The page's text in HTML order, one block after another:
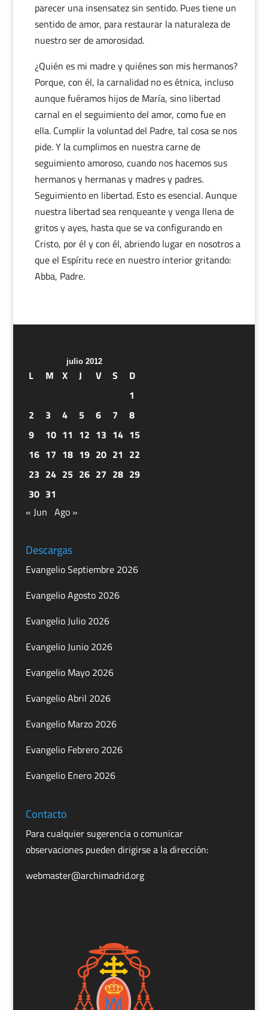
parecer una insensatez sin sentido. Pues tiene un
sentido de amor, para restaurar la naturaleza de
nuestro ser de amorosidad.
¿Quién es mi madre y quiénes son mis hermanos?
Porque, con él, la carnalidad no es étnica, incluso
aunque fuéramos hijos de María, sino libertad
carnal en el seguimiento del amor, como fue en
ella. Cumplir la voluntad del Padre, tal cosa se nos
pide. Y la cumplimos en nuestra carne de
seguimiento amoroso, cuando nos hacemos sus
hermanos y hermanas y madres y padres.
Seguimiento en libertad. Esto es esencial. Aunque
nuestra libertad sea renqueante y venga llena de
gritos y ayes, hasta que se va configurando en
Cristo, por él y con él, abriendo lugar en nosotros a
que el Espíritu rece en nuestro interior gritando:
Abba, Padre.
julio 2012
L M X J V S
D
1
2
3 4 5 6 7
8
9
10 11 12 13 14 15
16 17 18 19 20 21 22
23 24 25 26 27 28 29
30 31
« Jun Ago »
Descargas
Evangelio Septiembre 2026
Evangelio Agosto 2026
Evangelio Julio 2026
Evangelio Junio 2026
Evangelio Mayo 2026
Evangelio Abril 2026
Evangelio Marzo 2026
Evangelio Febrero 2026
Evangelio Enero 2026
Contacto
Para cualquier sugerencia o comunicar
observaciones pueden dirigirse a la dirección:
webmaster@archimadrid.org